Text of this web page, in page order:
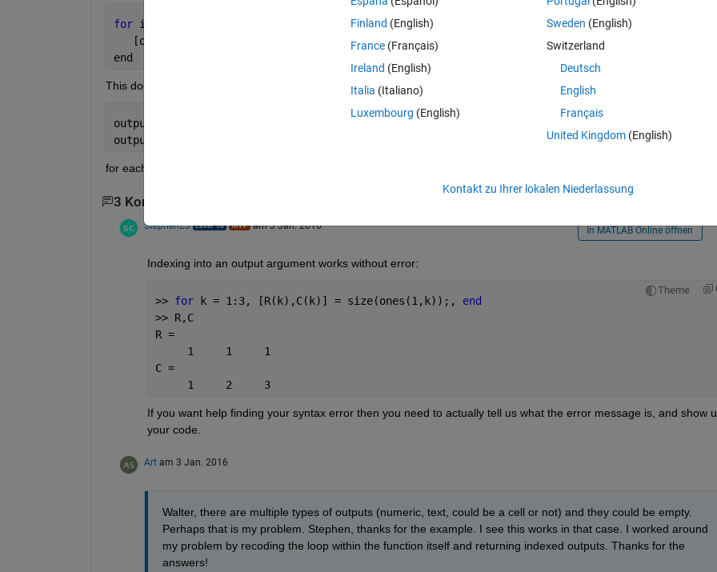
for ind = 1:n
   [output1(ind),output2(ind),
] = function(inputs)
end
This doesn't appear to work (results in an error). Is there an easy way to code this without doing:
output1(ind) = output1;
output2(ind) = output2;
for each variable after the function call?
3 Kommentare
Stephen23 am 3 Jan. 2016 In MATLAB Online öffnen
Indexing into an output argument works without error:
Theme
>> for k = 1:3, [R(k),C(k)] = size(ones(1,k));, end
>> R,C
R =
     1     1     1
C =
     1     2     3
If you want help finding your syntax error then you need to actually tell us what the error message is, and show
your code.
Art am 3 Jan. 2016
Walter, there are multiple types of outputs (numeric, text, could be a cell or not) and they could be empty.
Perhaps that is my problem. Stephen, thanks for the example. I see this works in that case. I worked around
my problem by recoding the loop within the function itself and returning indexed outputs. Thanks for the
answers!
Finland (English)
France (Français)
Ireland (English)
Italia (Italiano)
Luxembourg (English)
Sweden (English)
Switzerland
Deutsch
English
Français
United Kingdom(English)
Kontakt zu Ihrer lokalen Niederlassung